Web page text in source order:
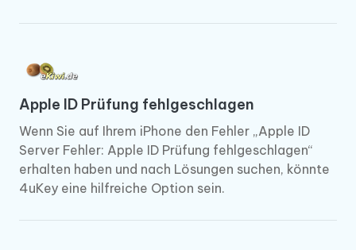
Apple ID Prüfung fehlgeschlagen
Wenn Sie auf Ihrem iPhone den Fehler „Apple ID
Server Fehler: Apple ID Prüfung fehlgeschlagen“
erhalten haben und nach Lösungen suchen, könnte
4uKey eine hilfreiche Option sein.